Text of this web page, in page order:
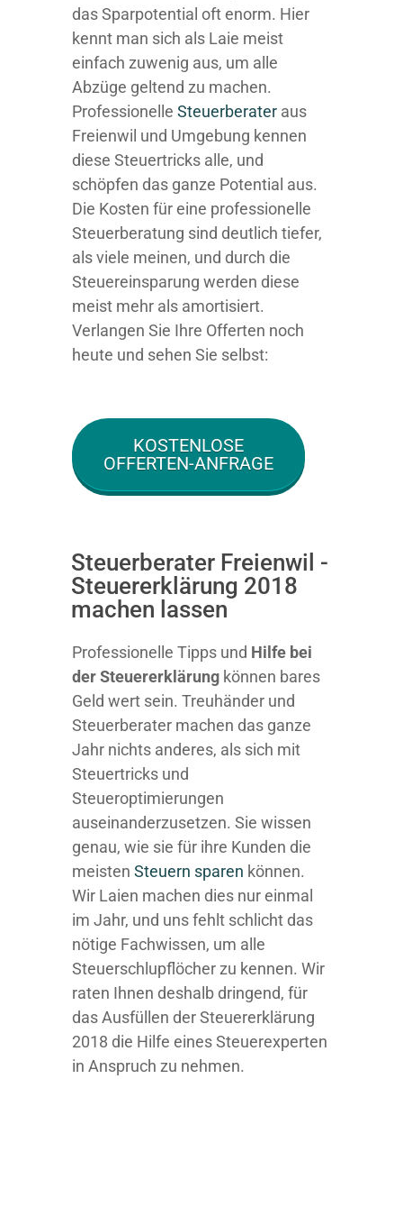
das Sparpotential oft enorm. Hier
kennt man sich als Laie meist
einfach zuwenig aus, um alle
Abzüge geltend zu machen.
Professionelle Steuerberater aus
Freienwil und Umgebung kennen
diese Steuertricks alle, und
schöpfen das ganze Potential aus.
Die Kosten für eine professionelle
Steuerberatung sind deutlich tiefer,
als viele meinen, und durch die
Steuereinsparung werden diese
meist mehr als amortisiert.
Verlangen Sie Ihre Offerten noch
heute und sehen Sie selbst:
KOSTENLOSE
OFFERTEN-ANFRAGE
Steuerberater Freienwil -
Steuererklärung 2018
machen lassen
Professionelle Tipps und Hilfe bei
der Steuererklärung können bares
Geld wert sein. Treuhänder und
Steuerberater machen das ganze
Jahr nichts anderes, als sich mit
Steuertricks und
Steueroptimierungen
auseinanderzusetzen. Sie wissen
genau, wie sie für ihre Kunden die
meisten Steuern sparen können.
Wir Laien machen dies nur einmal
im Jahr, und uns fehlt schlicht das
nötige Fachwissen, um alle
Steuerschlupflöcher zu kennen. Wir
raten Ihnen deshalb dringend, für
das Ausfüllen der Steuererklärung
2018 die Hilfe eines Steuerexperten
in Anspruch zu nehmen.